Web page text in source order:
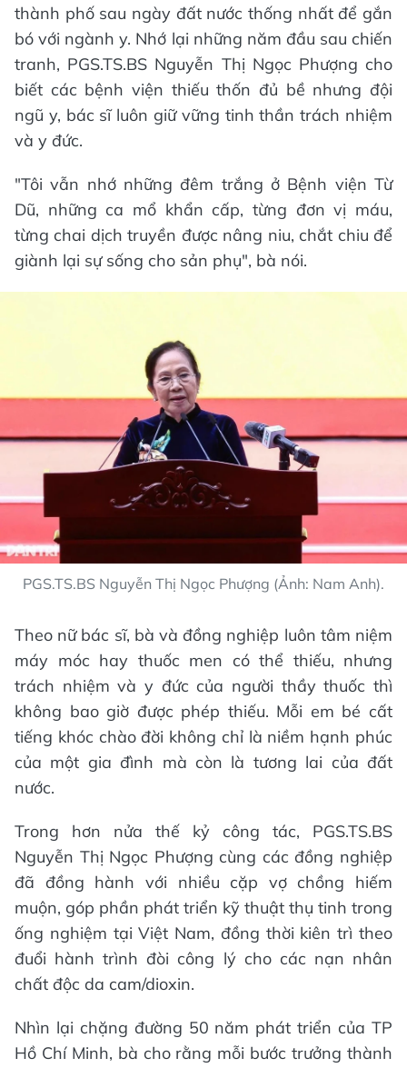
thành phố sau ngày đất nước thống nhất để gắn
bó với ngành y. Nhớ lại những năm đầu sau chiến
tranh, PGS.TS.BS Nguyễn Thị Ngọc Phượng cho
biết các bệnh viện thiếu thốn đủ bề nhưng đội
ngũ y, bác sĩ luôn giữ vững tinh thần trách nhiệm
và y đức.
"Tôi vẫn nhớ những đêm trắng ở Bệnh viện Từ
Dũ, những ca mổ khẩn cấp, từng đơn vị máu,
từng chai dịch truyền được nâng niu, chắt chiu để
giành lại sự sống cho sản phụ", bà nói.
PGS.TS.BS Nguyễn Thị Ngọc Phượng (Ảnh: Nam Anh).
Theo nữ bác sĩ, bà và đồng nghiệp luôn tâm niệm
máy móc hay thuốc men có thể thiếu, nhưng
trách nhiệm và y đức của người thầy thuốc thì
không bao giờ được phép thiếu. Mỗi em bé cất
tiếng khóc chào đời không chỉ là niềm hạnh phúc
của một gia đình mà còn là tương lai của đất
nước.
Trong hơn nửa thế kỷ công tác, PGS.TS.BS
Nguyễn Thị Ngọc Phượng cùng các đồng nghiệp
đã đồng hành với nhiều cặp vợ chồng hiếm
muộn, góp phần phát triển kỹ thuật thụ tinh trong
ống nghiệm tại Việt Nam, đồng thời kiên trì theo
đuổi hành trình đòi công lý cho các nạn nhân
chất độc da cam/dioxin.
Nhìn lại chặng đường 50 năm phát triển của TP
Hồ Chí Minh, bà cho rằng mỗi bước trưởng thành